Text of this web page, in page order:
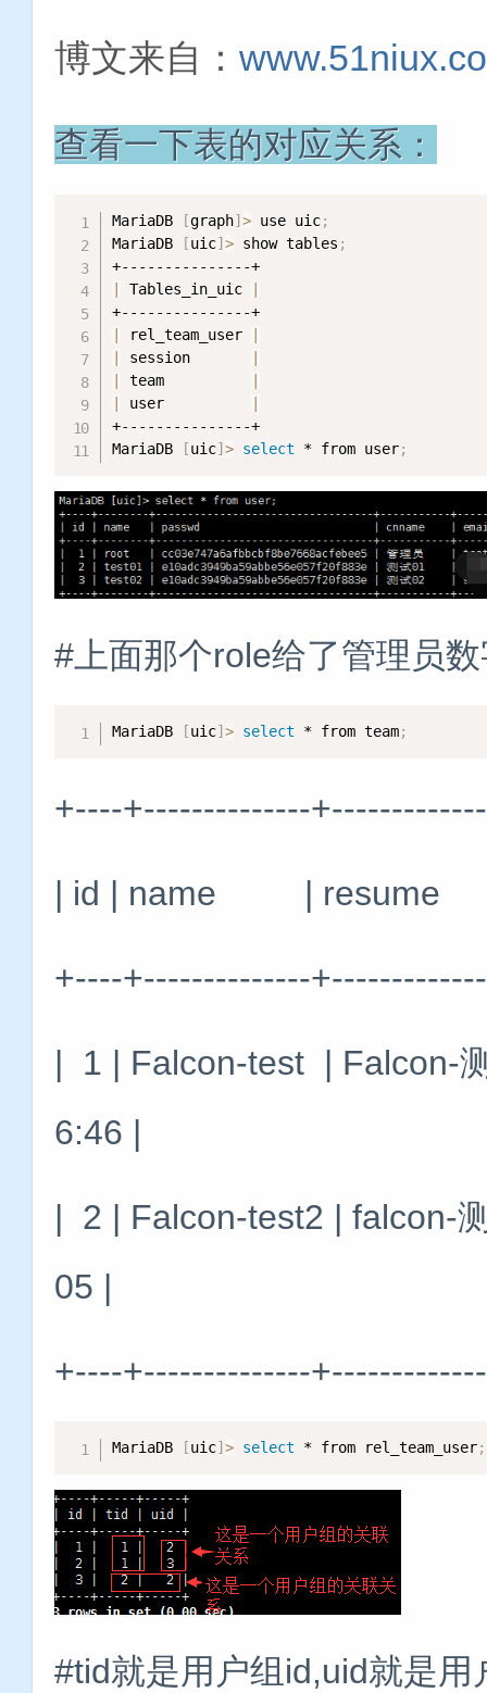
博文来自：
查看一下表的对应关系：
MariaDB [graph]> use uic;
MariaDB
[uic]> show tables ;
Tables_in_uic
rel_team_user
session
team
user
+---------------+
MariaDB
[uic]> select * from user;
#上面那个role给了管理员
MariaDB [uic]> select * from team;
+----+--------------
| id | name |
+----+--------------
| 1 | Falcon-test |
6:46 |
| 2 | Falcon-test2 |
05 |
+----+--------------
MariaDB [uic]> select * from rel_team_user;
#tid就是用户组id,uid就是